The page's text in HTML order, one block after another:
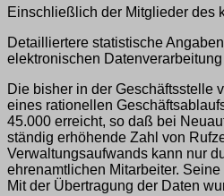
Einschließlich der Mitglieder des
Detailliertere statistische
elektronischen
Die bisher in der Geschäftsstelle
eines rationellen
45.000 erreicht, so daß bei
ständig erhöhende Zahl von
Verwaltungsaufwands kann nur
ehrenamtlichen Mitarbeiter.
Mit der Übertragung der Daten